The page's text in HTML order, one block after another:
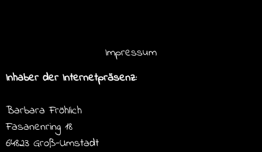
Impressum
Inhaber der Internetpräsenz:
Barbara Fröhlich
Fasanenring 18
64823 Groß-Umstadt